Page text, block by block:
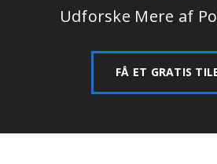
Udforske Mere af
FÅ ET GRATIS